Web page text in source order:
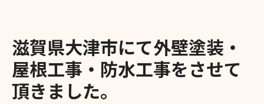
滋賀県大津市にて外壁塗装・
屋根工事・防水工事をさせて
頂きました。